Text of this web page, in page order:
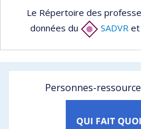
Le Répertoire des
données du
SADVR et
Personnes-